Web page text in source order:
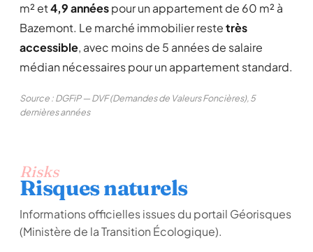
m² et4,9 annéespour un appartement de 60 m² à
Bazemont. Le marché immobilier restetrès
accessible, avec moins de 5 années de salaire
médian nécessaires pour un appartement standard.
Source : DGFiP — DVF (Demandes de Valeurs Foncières), 5
dernières années
Risks
Risques naturels
Informations officielles issues du portail Géorisques
(Ministère de la Transition Écologique).